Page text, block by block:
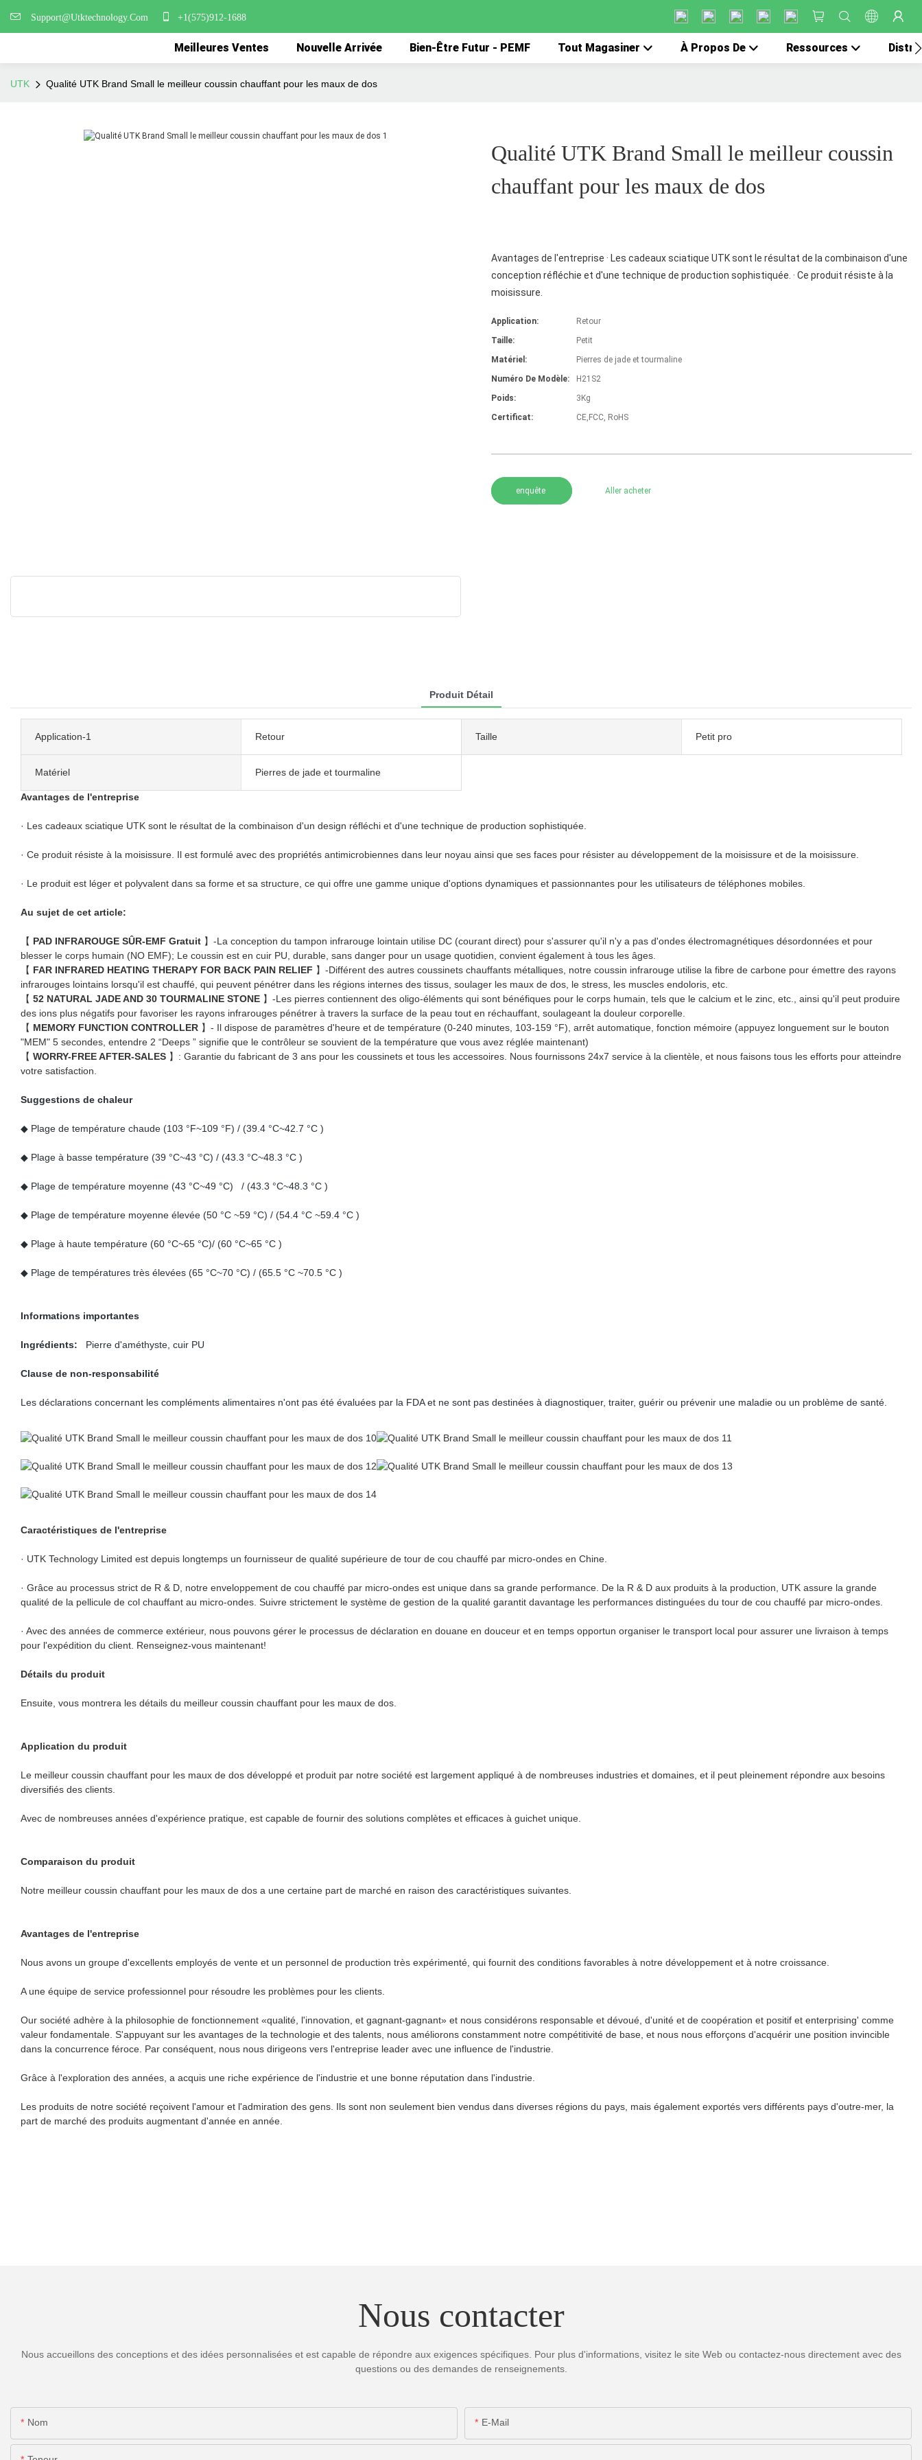
Support@Utktechnology.Com +1(575)912-1688
Meilleures Ventes Nouvelle Arrivée Bien-Être Futur - PEMF Tout Magasiner À Propos De Ressources
UTK Qualité UTK Brand Small le meilleur coussin chauffant pour les maux de dos
Qualité UTK Brand Small le meilleur coussin
chauffant pour les maux de dos
Avantages de l'entreprise · Les cadeaux sciatique UTK sont le résultat de la combinaison d'une
conception réfléchie et d'une technique de production sophistiquée. · Ce produit résiste à la
moisissure.
Application:
Retour
Taille:
Petit
Matériel:
Pierres de jade et tourmaline
Numéro De Modèle:
H21S2
Poids:
3Kg
Certificat:
CE,FCC, RoHS
enquête Aller acheter
Produit Détail
Application-1 Retour Taille Petit pro
Matériel Pierres de jade et tourmaline
Avantages de l'entreprise
· Les cadeaux sciatique UTK sont le résultat de la combinaison d'un design réfléchi et d'une technique de production sophistiquée.
· Ce produit résiste à la moisissure. Il est formulé avec des propriétés antimicrobiennes dans leur noyau ainsi que ses faces pour résister au développement de la moisissure et de la moisissure.
· Le produit est léger et polyvalent dans sa forme et sa structure, ce qui offre une gamme unique d'options dynamiques et passionnantes pour les utilisateurs de téléphones mobiles.
Au sujet de cet article:
【 PAD INFRAROUGE SÛR-EMF Gratuit 】-La conception du tampon infrarouge lointain utilise DC (courant direct) pour s'assurer qu'il n'y a pas d'ondes électromagnétiques désordonnées et pour
blesser le corps humain (NO EMF); Le coussin est en cuir PU, durable, sans danger pour un usage quotidien, convient également à tous les âges.
【 FAR INFRARED HEATING THERAPY FOR BACK PAIN RELIEF 】-Différent des autres coussinets chauffants métalliques, notre coussin infrarouge utilise la fibre de carbone pour émettre des rayons
infrarouges lointains lorsqu'il est chauffé, qui peuvent pénétrer dans les régions internes des tissus, soulager les maux de dos, le stress, les muscles endoloris, etc.
【 52 NATURAL JADE AND 30 TOURMALINE STONE 】-Les pierres contiennent des oligo-éléments qui sont bénéfiques pour le corps humain, tels que le calcium et le zinc, etc., ainsi qu'il peut produire
des ions plus négatifs pour favoriser les rayons infrarouges pénétrer à travers la surface de la peau tout en réchauffant, soulageant la douleur corporelle.
【 MEMORY FUNCTION CONTROLLER 】- Il dispose de paramètres d'heure et de température (0-240 minutes, 103-159 °F), arrêt automatique, fonction mémoire (appuyez longuement sur le bouton
"MEM" 5 secondes, entendre 2 “Deeps ” signifie que le contrôleur se souvient de la température que vous avez réglée maintenant)
【 WORRY-FREE AFTER-SALES 】: Garantie du fabricant de 3 ans pour les coussinets et tous les accessoires. Nous fournissons 24x7 service à la clientèle, et nous faisons tous les efforts pour atteindre
votre satisfaction.
Suggestions de chaleur
◆ Plage de température chaude (103 °F~109 °F) / (39.4 °C~42.7 °C )
◆ Plage à basse température (39 °C~43 °C) / (43.3 °C~48.3 °C )
◆ Plage de température moyenne (43 °C~49 °C) / (43.3 °C~48.3 °C )
◆ Plage de température moyenne élevée (50 °C ~59 °C) / (54.4 °C ~59.4 °C )
◆ Plage à haute température (60 °C~65 °C)/ (60 °C~65 °C )
◆ Plage de températures très élevées (65 °C~70 °C) / (65.5 °C ~70.5 °C )
Informations importantes
Ingrédients: Pierre d'améthyste, cuir PU
Clause de non-responsabilité
Les déclarations concernant les compléments alimentaires n'ont pas été évaluées par la FDA et ne sont pas destinées à diagnostiquer, traiter, guérir ou prévenir une maladie ou un problème de santé.
Caractéristiques de l'entreprise
· UTK Technology Limited est depuis longtemps un fournisseur de qualité supérieure de tour de cou chauffé par micro-ondes en Chine.
· Grâce au processus strict de R & D, notre enveloppement de cou chauffé par micro-ondes est unique dans sa grande performance. De la R & D aux produits à la production, UTK assure la grande
qualité de la pellicule de col chauffant au micro-ondes. Suivre strictement le système de gestion de la qualité garantit davantage les performances distinguées du tour de cou chauffé par micro-ondes.
· Avec des années de commerce extérieur, nous pouvons gérer le processus de déclaration en douane en douceur et en temps opportun organiser le transport local pour assurer une livraison à temps
pour l'expédition du client. Renseignez-vous maintenant!
Détails du produit
Ensuite, vous montrera les détails du meilleur coussin chauffant pour les maux de dos.
Application du produit
Le meilleur coussin chauffant pour les maux de dos développé et produit par notre société est largement appliqué à de nombreuses industries et domaines, et il peut pleinement répondre aux besoins
diversifiés des clients.
Avec de nombreuses années d'expérience pratique, est capable de fournir des solutions complètes et efficaces à guichet unique.
Comparaison du produit
Notre meilleur coussin chauffant pour les maux de dos a une certaine part de marché en raison des caractéristiques suivantes.
Avantages de l'entreprise
Nous avons un groupe d'excellents employés de vente et un personnel de production très expérimenté, qui fournit des conditions favorables à notre développement et à notre croissance.
A une équipe de service professionnel pour résoudre les problèmes pour les clients.
Our société adhère à la philosophie de fonctionnement «qualité, l'innovation, et gagnant-gagnant» et nous considérons responsable et dévoué, d'unité et de coopération et positif et enterprising' comme
valeur fondamentale. S'appuyant sur les avantages de la technologie et des talents, nous améliorons constamment notre compétitivité de base, et nous nous efforçons d'acquérir une position invincible
dans la concurrence féroce. Par conséquent, nous nous dirigeons vers l'entreprise leader avec une influence de l'industrie.
Grâce à l'exploration des années, a acquis une riche expérience de l'industrie et une bonne réputation dans l'industrie.
Les produits de notre société reçoivent l'amour et l'admiration des gens. Ils sont non seulement bien vendus dans diverses régions du pays, mais également exportés vers différents pays d'outre-mer, la
part de marché des produits augmentant d'année en année.
Nous contacter
Nous accueillons des conceptions et des idées personnalisées et est capable de répondre aux exigences spécifiques. Pour plus d'informations, visitez le site Web ou contactez-nous directement avec des
questions ou des demandes de renseignements.
Nom E-Mail